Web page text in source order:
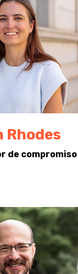
Rhodes
de compromiso